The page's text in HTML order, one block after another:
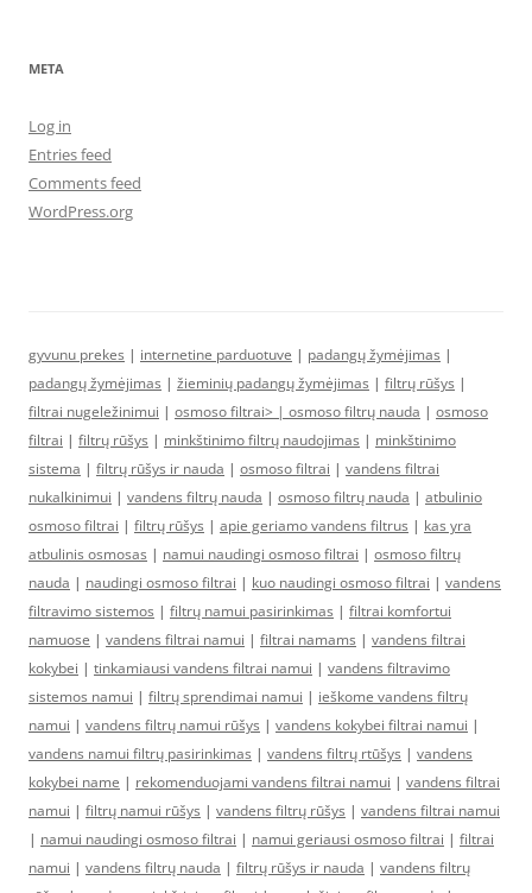
META
Log in
Entries feed
Comments feed
WordPress.org
gyvunu prekes | internetine parduotuve | padangų žymėjimas |
padangų žymėjimas | žieminių padangų žymėjimas | filtrų rūšys |
filtrai nugeležinimui | osmoso filtrai> | osmoso filtrų nauda | osmoso
filtrai | filtrų rūšys | minkštinimo filtrų naudojimas | minkštinimo
sistema | filtrų rūšys ir nauda | osmoso filtrai | vandens filtrai
nukalkinimui | vandens filtrų nauda | osmoso filtrų nauda | atbulinio
osmoso filtrai | filtrų rūšys | apie geriamo vandens filtrus | kas yra
atbulinis osmosas | namui naudingi osmoso filtrai | osmoso filtrų
nauda | naudingi osmoso filtrai | kuo naudingi osmoso filtrai | vandens
filtravimo sistemos | filtrų namui pasirinkimas | filtrai komfortui
namuose | vandens filtrai namui | filtrai namams | vandens filtrai
kokybei | tinkamiausi vandens filtrai namui | vandens filtravimo
sistemos namui | filtrų sprendimai namui | ieškome vandens filtrų
namui | vandens filtrų namui rūšys | vandens kokybei filtrai namui |
vandens namui filtrų pasirinkimas | vandens filtrų rtūšys | vandens
kokybei name | rekomenduojami vandens filtrai namui | vandens filtrai
namui | filtrų namui rūšys | vandens filtrų rūšys | vandens filtrai namui
| namui naudingi osmoso filtrai | namui geriausi osmoso filtrai | filtrai
namui | vandens filtrų nauda | filtrų rūšys ir nauda | vandens filtrų